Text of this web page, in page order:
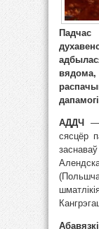
АДДЧ
—
сясцёр